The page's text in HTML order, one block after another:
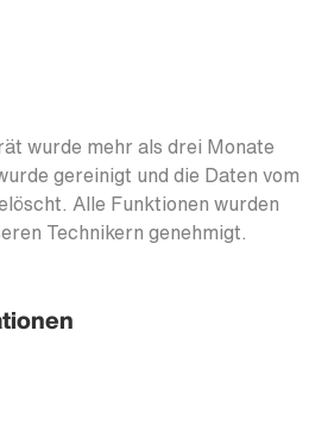
wurde mehr als drei Monate
gereinigt und die Daten vom
Alle Funktionen wurden
Technikern genehmigt.